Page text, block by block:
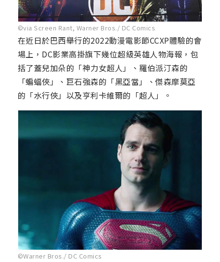
©via Screen Rant, Warner Bros./ DC Comics
在近日於巴西舉行的2022動漫電影節CCXP體驗的會
場上，DC影業高掛旗下幾位超級英雄人物海報，包
括了蓋兒加朵的「神力女超人」、羅伯派汀森的
「蝙蝠俠」、巨石強森的「黑亞當」、傑森摩莫亞
的「水行俠」以及亨利卡維爾的「超人」。
©Warner Bros./ DC Comics